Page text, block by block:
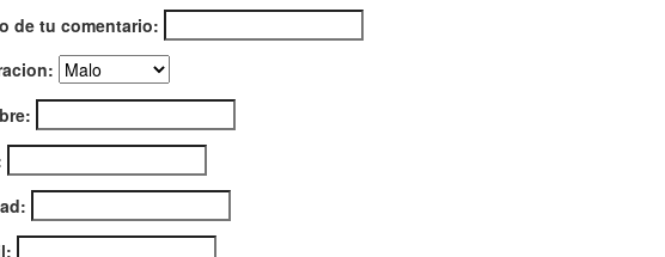
de tu comentario: